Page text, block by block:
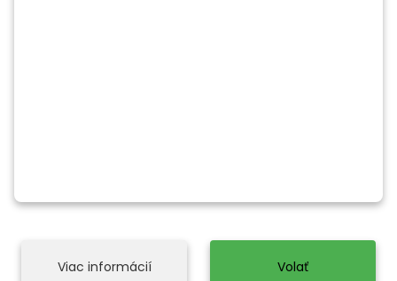
Viac informácií Volať